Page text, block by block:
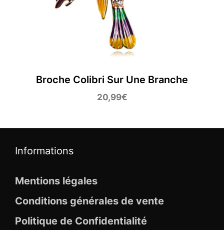
Broche Colibri Sur Une Branche
20,99€
Informations
Mentions légales
Conditions générales de vente
Politique de Confidentialité